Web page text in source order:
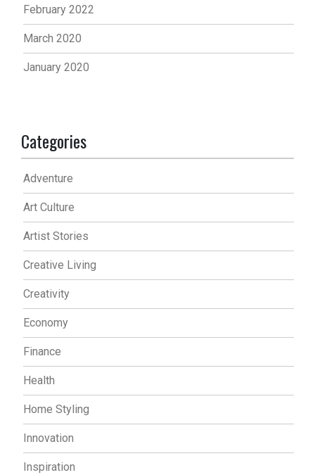
February 2022
March 2020
January 2020
Categories
Adventure
Art Culture
Artist Stories
Creative Living
Creativity
Economy
Finance
Health
Home Styling
Innovation
Inspiration